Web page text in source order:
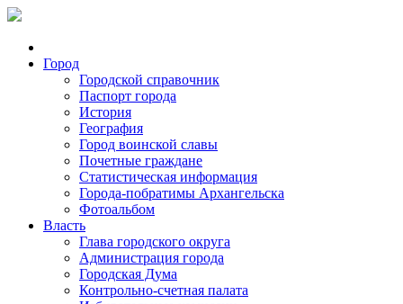
Город
Городской справочник
Паспорт города
История
География
Город воинской славы
Почетные граждане
Статистическая информация
Города-побратимы Архангельска
Фотоальбом
Власть
Глава городского округа
Администрация города
Городская Дума
Контрольно-счетная палата